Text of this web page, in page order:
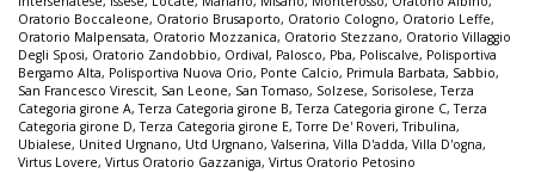
Oratorio Boccaleone, Oratorio Brusaporto, Oratorio Cologno, Oratorio Leffe,
Oratorio Malpensata, Oratorio Mozzanica, Oratorio Stezzano, Oratorio Villaggio
Degli Sposi, Oratorio Zandobbio, Ordival, Palosco, Pba, Poliscalve, Polisportiva
Bergamo Alta, Polisportiva Nuova Orio, Ponte Calcio, Primula Barbata, Sabbio,
San Francesco Virescit, San Leone, San Tomaso, Solzese, Sorisolese,Terza
Categoria girone A,Terza Categoria girone B,Terza Categoria girone C,Terza
Categoria girone D,Terza Categoria girone E,Torre De' Roveri,Tribulina,
Ubialese, United Urgnano, Utd Urgnano, Valserina, Villa D'adda, Villa D'ogna,
Virtus Lovere, Virtus Oratorio Gazzaniga, Virtus Oratorio Petosino